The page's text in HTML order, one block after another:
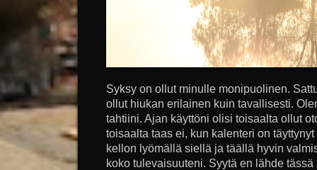
Syksy on ollut minulle monipuolinen.
ollut hiukan erilainen kuin tavallisesti.
tahtiini. Ajan käyttöni olisi toisaalta ollut
toisaalta taas ei, kun kalenteri on
kellon lyömällä siellä ja täällä hyvin
koko tulevaisuuteni. Syytä en lähde